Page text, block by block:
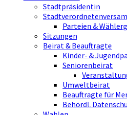
Stadtpräsidentin
Parteien &
Sitzungen
Beirat & Beauftragte
Kinder- &
Seniorenbeirat
Umweltbeirat
Beauftragte für
Behördl.